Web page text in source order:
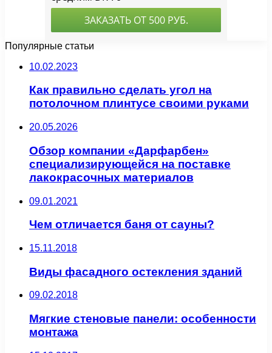
Популярные статьи
10.02.2023
Как правильно сделать угол на
потолочном плинтусе своими руками
20.05.2026
Обзор компании «Дарфарбен»
специализирующейся на поставке
лакокрасочных материалов
09.01.2021
Чем отличается баня от сауны?
15.11.2018
Виды фасадного остекления зданий
09.02.2018
Мягкие стеновые панели: особенности
монтажа